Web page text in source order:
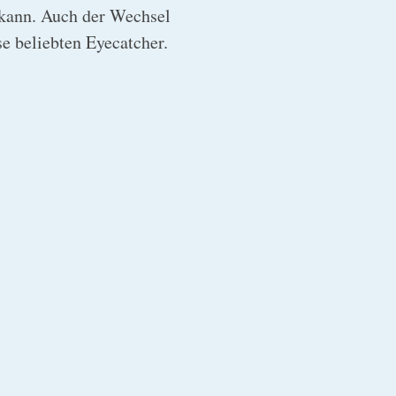
Auch der Wechsel
beliebten Eyecatcher.